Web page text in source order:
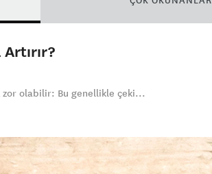
zor olabilir: Bu genellikle çeki...